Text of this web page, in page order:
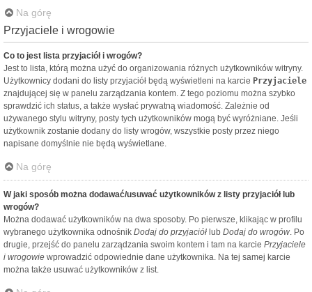
Na górę
Przyjaciele i wrogowie
Co to jest lista przyjaciół i wrogów?
Jest to lista, którą można użyć do organizowania różnych użytkowników witryny.
Użytkownicy dodani do listy przyjaciół będą wyświetleni na karcie Przyjaciele
znajdującej się w panelu zarządzania kontem. Z tego poziomu można szybko
sprawdzić ich status, a także wysłać prywatną wiadomość. Zależnie od
używanego stylu witryny, posty tych użytkowników mogą być wyróżniane. Jeśli
użytkownik zostanie dodany do listy wrogów, wszystkie posty przez niego
napisane domyślnie nie będą wyświetlane.
Na górę
W jaki sposób można dodawać/usuwać użytkowników z listy przyjaciół lub
wrogów?
Można dodawać użytkowników na dwa sposoby. Po pierwsze, klikając w profilu
wybranego użytkownika odnośnik Dodaj do przyjaciół lub Dodaj do wrogów. Po
drugie, przejść do panelu zarządzania swoim kontem i tam na karcie Przyjaciele
i wrogowie wprowadzić odpowiednie dane użytkownika. Na tej samej karcie
można także usuwać użytkowników z list.